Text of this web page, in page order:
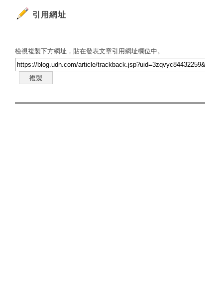
引用網址
檢視複製下方網址，貼在發表文章引用網址欄位中。
複製